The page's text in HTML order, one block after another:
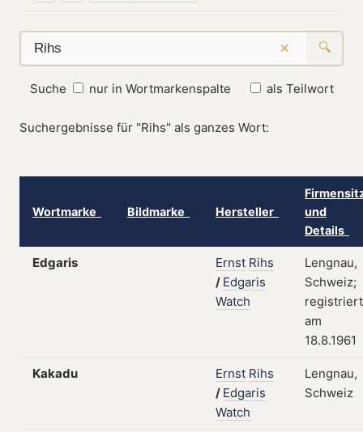
× 🔍
Suche nur in Wortmarkenspalte als Teilwort
Suchergebnisse für "Rihs" als ganzes Wort:
Wortmarke Bildmarke Hersteller
und
Details
Edgaris Ernst Rihs
/ Edgaris
Watch
Lengnau,
Schweiz;
registriert
am
18.8.1961
Kakadu Ernst Rihs
/ Edgaris
Watch
Lengnau,
Schweiz